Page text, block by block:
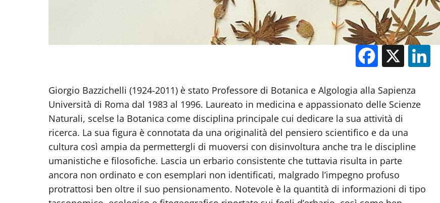
Facebook
X
Giorgio Bazzichelli (1924-2011) è stato Professore di Botanica e Algologia alla Sapienza
Università di Roma dal 1983 al 1996. Laureato in medicina e appassionato delle Scienze
Naturali, scelse la Botanica come disciplina principale cui dedicare la sua attività di
ricerca. La sua figura è connotata da una originalità del pensiero scientifico e da una
cultura così ampia da permettergli di muoversi con disinvoltura anche tra le discipline
umanistiche e filosofiche. Lascia un erbario consistente che tuttavia risulta in parte
ancora non ordinato e con esemplari non identificati, malgrado l’impegno profuso
protrattosi ben oltre il suo pensionamento. Notevole è la quantità di informazioni di tipo